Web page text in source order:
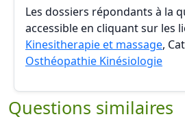
Les dossiers répondants à la
accessible en cliquant sur les
Kinesitherapie et massage,
Osthéopathie Kinésiologie
Questions similaires